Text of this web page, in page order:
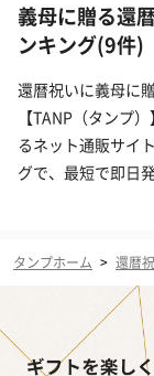
義母に贈る還
ンキング(9件)
還暦祝いに義母に
【TANP（タンプ
るネット通販サイ
グで、最短で即日
タンプホーム > 還暦